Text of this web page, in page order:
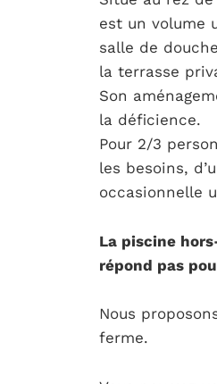
est un volume
salle de
la terrasse
Son
la déficience.
Pour 2/3
les besoins,
occasionnelle
La piscine
répond pas
Nous
ferme.